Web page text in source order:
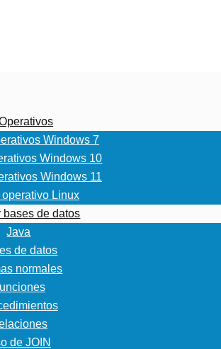
Windows 7
Windows 10
Windows 11
operativo Linux
bases de datos
Java
de datos
normales
de JOIN